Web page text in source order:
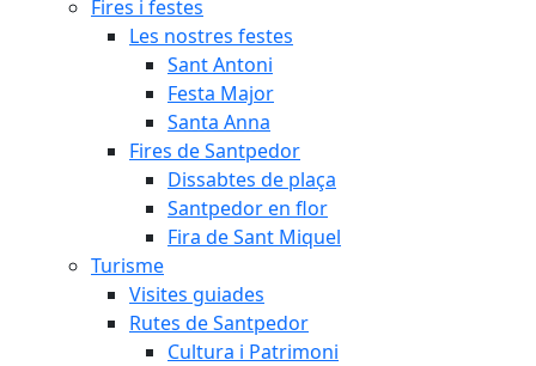
Fires i festes
Les nostres festes
Sant Antoni
Festa Major
Santa Anna
Fires de Santpedor
Dissabtes de plaça
Santpedor en flor
Fira de Sant Miquel
Turisme
Visites guiades
Rutes de Santpedor
Cultura i Patrimoni